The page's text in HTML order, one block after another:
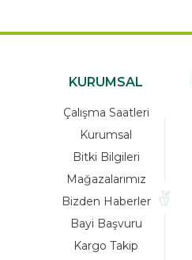
KURUMSAL
Çalışma Saatleri
Kurumsal
Bitki Bilgileri
Mağazalarımız
Bizden Haberler
Bayi Başvuru
Kargo Takip